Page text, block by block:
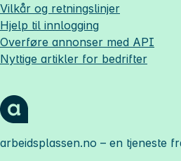
Vilkår og retningslinjer
Hjelp til innlogging
Overføre annonser med API
Nyttige artikler for bedrifter
arbeidsplassen.no – en tjeneste